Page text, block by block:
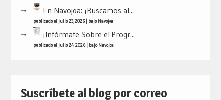
En Navojoa: ¡Buscamos al...
publicado el julio 23, 2026| bajoNavojoa
¡Infórmate Sobre el Progr...
publicado el julio 24, 2026| bajoNavojoa
Suscríbete al blog por correo